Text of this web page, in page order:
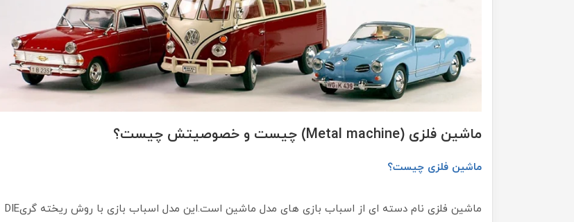
ماشین فلزی (Metal machine) چیست و خصوصیتش چیست؟
ماشین فلزی چیست؟
ماشین فلزی نام دسته ای از اسباب بازی های مدل ماشین است.این مدل اسباب بازی با روش ریخته گریDIE